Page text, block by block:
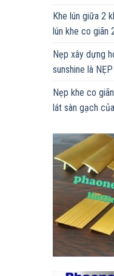
Khe lún giữa 2
lún khe co giãn
Nẹp xây dựng
sunshine là
Nẹp khe co
lát sàn gạch